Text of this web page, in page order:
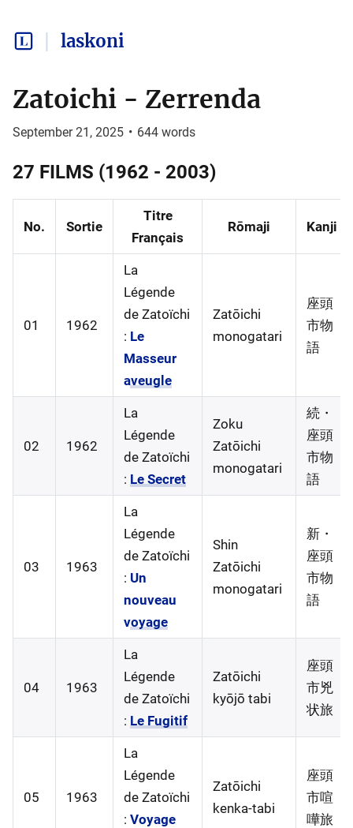
laskoni
Zatoichi - Zerrenda
September 21, 2025 • 644 words
27 FILMS (1962 - 2003)
No. Sortie
Titre
Français
Rōmaji Kanji
01 1962
La
Légende
de Zatoïchi
: Le
Masseur
aveugle
Zatōichi
monogatari
座頭
市物
語
02 1962
La
Légende
de Zatoïchi
: Le Secret
Zoku
Zatōichi
monogatari
続・
座頭
市物
語
03 1963
La
Légende
de Zatoïchi
: Un
nouveau
voyage
Shin
Zatōichi
monogatari
新・
座頭
市物
語
04 1963
La
Légende
de Zatoïchi
: Le Fugitif
Zatōichi
kyōjō tabi
座頭
市兇
状旅
05 1963
La
Légende
de Zatoïchi
: Voyage
Zatōichi
kenka-tabi
座頭
市喧
嘩旅